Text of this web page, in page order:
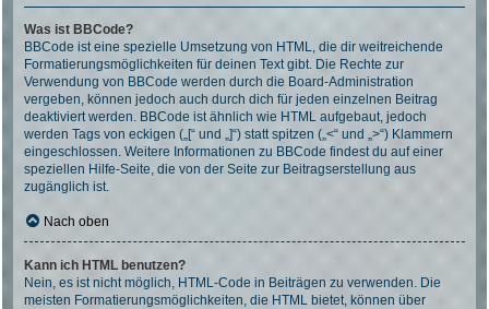
Was ist BBCode?
BBCode ist eine spezielle Umsetzung von HTML, die dir weitreichende
Formatierungsmöglichkeiten für deinen Text gibt. Die Rechte zur
Verwendung von BBCode werden durch die Board-Administration
vergeben, können jedoch auch durch dich für jeden einzelnen Beitrag
deaktiviert werden. BBCode ist ähnlich wie HTML aufgebaut, jedoch
werden Tags von eckigen („[“ und „]“) statt spitzen („<“ und „>“) Klammern
eingeschlossen. Weitere Informationen zu BBCode findest du auf einer
speziellen Hilfe-Seite, die von der Seite zur Beitragserstellung aus
zugänglich ist.
Nach oben
Kann ich HTML benutzen?
Nein, es ist nicht möglich, HTML-Code in Beiträgen zu verwenden. Die
meisten Formatierungsmöglichkeiten, die HTML bietet, können über